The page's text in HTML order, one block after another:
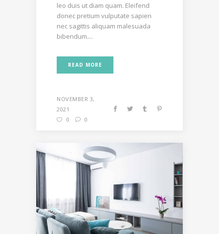
leo duis ut diam quam. Eleifend
donec pretium vulputate sapien
nec sagittis aliquam malesuada
bibendum....
READ MORE
NOVEMBER 3,
2021
0
0